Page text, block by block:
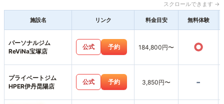
スクロールできます →
施設名 リンク 料金目安 無料体験
パーソナルジム
ReViNa宝塚店
公式 予約 184,800円〜 ○
プライベートジム
HPER伊丹昆陽店
公式 予約 3,850円〜 -